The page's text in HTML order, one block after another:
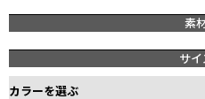
素
サイ
カラーを選ぶ